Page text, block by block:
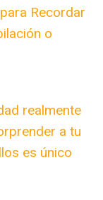
Recordar
o
realmente
a tu
es único